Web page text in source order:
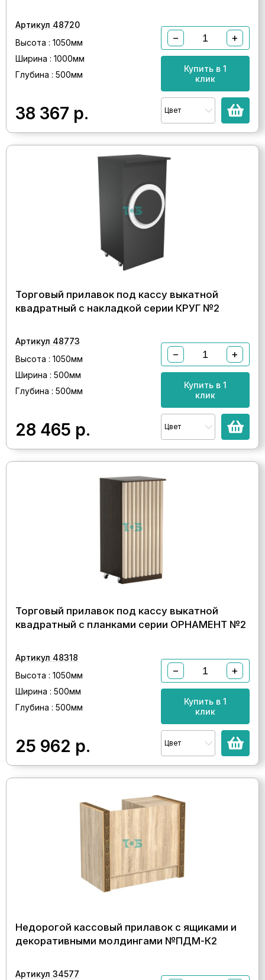
Артикул 48720
Высота : 1050мм
Ширина : 1000мм
Глубина : 500мм
38 367 р.
− +
Купить в 1
клик
Цвет
Торговый прилавок под кассу выкатной
квадратный с накладкой серии КРУГ №2
Артикул 48773
Высота : 1050мм
Ширина : 500мм
Глубина : 500мм
28 465 р.
− +
Купить в 1
клик
Цвет
Торговый прилавок под кассу выкатной
квадратный с планками серии ОРНАМЕНТ №2
Артикул 48318
Высота : 1050мм
Ширина : 500мм
Глубина : 500мм
25 962 р.
− +
Купить в 1
клик
Цвет
Недорогой кассовый прилавок с ящиками и
декоративными молдингами №ПДМ-К2
Артикул 34577